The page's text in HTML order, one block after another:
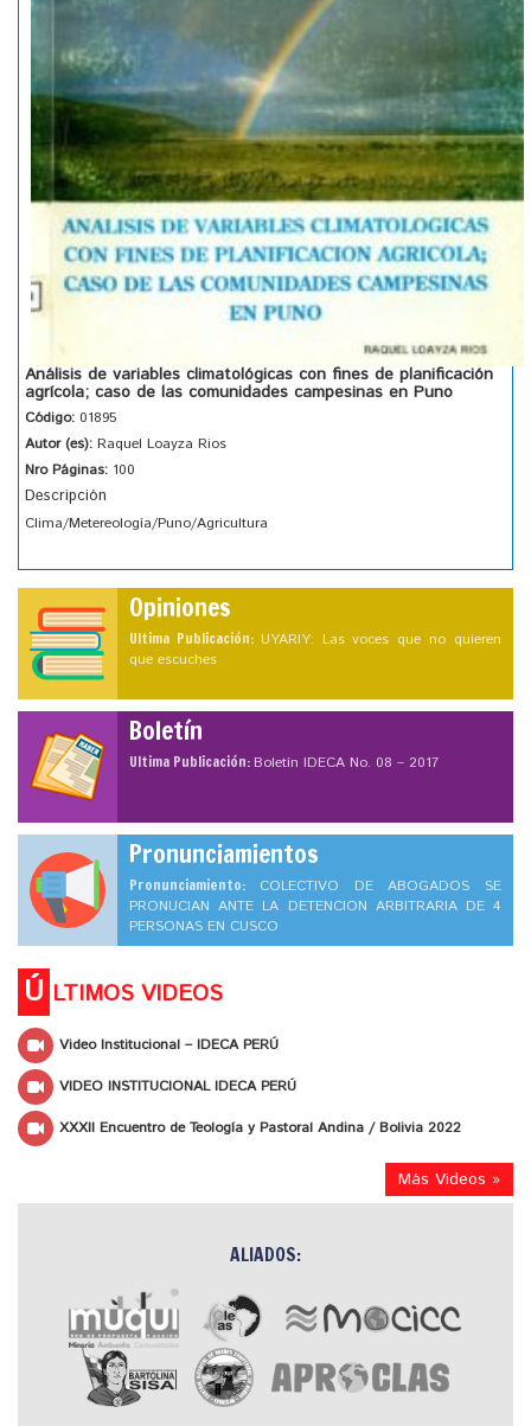
Análisis de variables climatológicas con fines de planificación
agrícola; caso de las comunidades campesinas en Puno
Código: 01895
Autor (es): Raquel Loayza Rios
Nro Páginas: 100
Descripción
Clima/Metereología/Puno/Agricultura
Opiniones
Ultima Publicación: UYARIY: Las voces que no quieren
que escuches
Boletín
Ultima Publicación:Boletín IDECA No. 08 – 2017
Pronunciamientos
Pronunciamiento: COLECTIVO DE ABOGADOS SE
PRONUCIAN ANTE LA DETENCION ARBITRARIA DE 4
PERSONAS EN CUSCO
Ú LTIMOS VIDEOS
Video Institucional – IDECA PERÚ
VIDEO INSTITUCIONAL IDECA PERÚ
XXXII Encuentro de Teología y Pastoral Andina / Bolivia 2022
Más Videos »
ALIADOS: